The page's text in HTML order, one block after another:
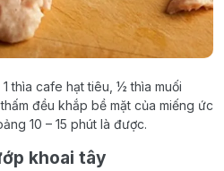
thìa cafe hạt tiêu, ½ thìa muối
đều khắp bề mặt của miếng ức
10 – 15 phút là được.
khoai tây